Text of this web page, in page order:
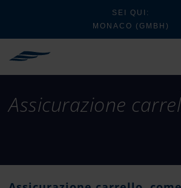
SEI QUI:
MONACO (GMBH)
Assicurazione